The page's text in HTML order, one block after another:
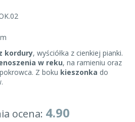
kordury, wyściółka z cienkiej pianki.
w reku, na ramieniu oraz
Z boku kieszonka do
ocena: 4.90